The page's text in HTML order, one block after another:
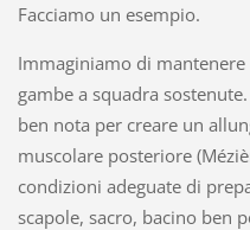
Facciamo un esempio.
Immaginiamo di
gambe a squadra
ben nota per creare un
muscolare posteriore
condizioni adeguate di
scapole, sacro, bacino ben